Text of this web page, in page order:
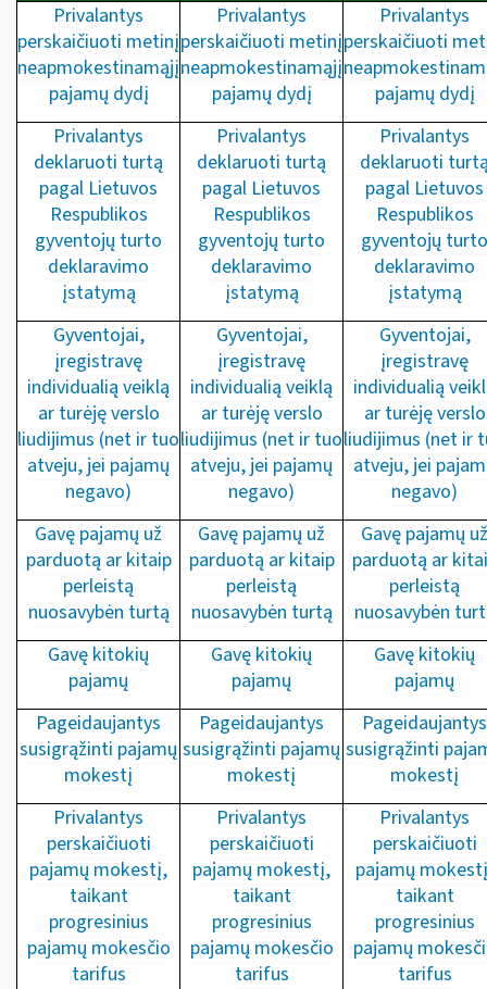
Privalantys
perskaičiuoti metinį
neapmokestinamąjį
pajamų dydį
Privalantys
perskaičiuoti metinį
neapmokestinamąjį
pajamų dydį
Privalantys
perskaičiuoti
pajamų dydį
Privalantys
deklaruoti turtą
pagal Lietuvos
Respublikos
gyventojų turto
deklaravimo
įstatymą
Privalantys
deklaruoti turtą
pagal Lietuvos
Respublikos
gyventojų turto
deklaravimo
įstatymą
Privalantys
deklaruoti
pagal Lietuvos
Respublikos
gyventojų turto
deklaravimo
įstatymą
Gyventojai,
įregistravę
individualią veiklą
ar turėję verslo
liudijimus (net ir tuo
atveju, jei pajamų
negavo)
Gyventojai,
įregistravę
individualią veiklą
ar turėję verslo
liudijimus (net ir tuo
atveju, jei pajamų
negavo)
Gyventojai,
įregistravę
individualią
ar turėję verslo
liudijimus (net ir
atveju, jei
negavo)
Gavę pajamų už
parduotą ar kitaip
perleistą
nuosavybėn turtą
Gavę pajamų už
parduotą ar kitaip
perleistą
nuosavybėn turtą
Gavę pajamų už
parduotą ar
perleistą
nuosavybėn
Gavę kitokių
pajamų
Gavę kitokių
pajamų
Gavę kitokių
pajamų
Pageidaujantys
susigrąžinti pajamų
mokestį
Pageidaujantys
susigrąžinti pajamų
mokestį
Pageidaujantys
susigrąžinti
mokestį
Privalantys
perskaičiuoti
pajamų mokestį,
taikant
progresinius
pajamų mokesčio
tarifus
Privalantys
perskaičiuoti
pajamų mokestį,
taikant
progresinius
pajamų mokesčio
tarifus
Privalantys
perskaičiuoti
pajamų
taikant
progresinius
pajamų
tarifus